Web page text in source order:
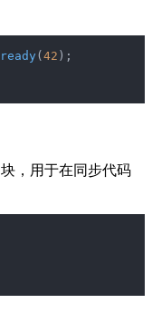
ready ( 42 );
块，用于在同步代码